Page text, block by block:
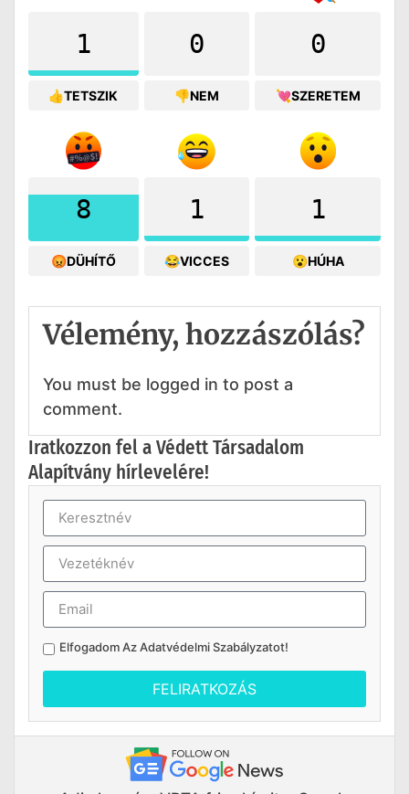
1
👍TETSZIK
0
👎NEM
0
💘SZERETEM
8
😡DÜHÍTŐ
1
😂VICCES
1
😮HÚHA
Vélemény, hozzászólás?
You must be logged in to post a
comment.
Iratkozzon fel a Védett Társadalom
Alapítvány hírlevelére!
Elfogadom AzAdatvédelmi Szabályzatot!
FELIRATKOZÁS